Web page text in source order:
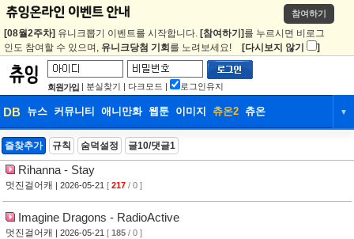
참여하기
[08월2주차] 유니크뽑기 이벤트를 시작합니다. [참여하기] 를 누르시면 비로그
인도 참여할 수 있으며, 유니크당첨 기회 를 노려보세요! [다시보지 않기 ]
회원가입 | 분실찾기 | 다크모드 | 로그인유지
DB 뉴스 커뮤니티 애니만화 웹툰 이미지 츄온2 츄온 ▼
DB 뉴스
웹툰
즐찾추가 규칙 숨덕설정 글10/댓글1
Rihanna - Stay
멋진걸어캐 | 2026-05-21 [ 217 / 0 ]
Imagine Dragons - RadioActive
멋진걸어캐 | 2026-05-21 [ 185 / 0 ]